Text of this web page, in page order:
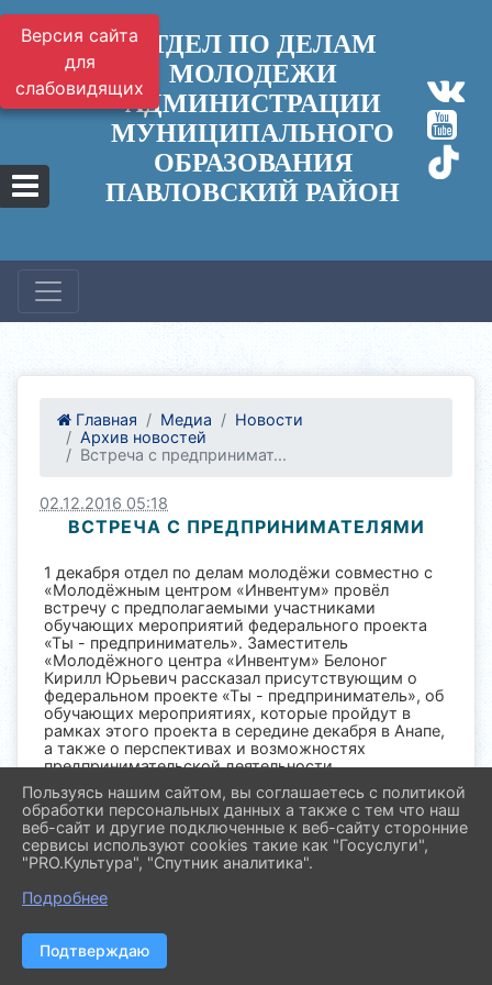
Версия сайта
для
слабовидящих
ОТДЕЛ ПО ДЕЛАМ
МОЛОДЕЖИ
АДМИНИСТРАЦИИ
МУНИЦИПАЛЬНОГО
ОБРАЗОВАНИЯ
ПАВЛОВСКИЙ РАЙОН
Главная Медиа
Новости
Архив новостей
Встреча с предпринимат...
02.12.2016 05:18
ВСТРЕЧА С ПРЕДПРИНИМАТЕЛЯМИ
1 декабря отдел по делам молодёжи совместно с
«Молодёжным центром «Инвентум» провёл
встречу с предполагаемыми участниками
обучающих мероприятий федерального проекта
«Ты - предприниматель». Заместитель
«Молодёжного центра «Инвентум» Белоног
Кирилл Юрьевич рассказал присутствующим о
федеральном проекте «Ты - предприниматель», об
обучающих мероприятиях, которые пройдут в
рамках этого проекта в середине декабря в Анапе,
а также о перспективах и возможностях
предпринимательской деятельности.
2026 г. molod.pavl23.ru
Вход
Карта сайта
Политика обработки персональных данных
Сделано на KubCMS
Пользуясь нашим сайтом, вы соглашаетесь с политикой
обработки персональных данных а также с тем что наш
веб-сайт и другие подключенные к веб-сайту сторонние
сервисы используют cookies такие как "Госуслуги",
"PRO.Культура", "Спутник аналитика".
Подробнее
Подтверждаю